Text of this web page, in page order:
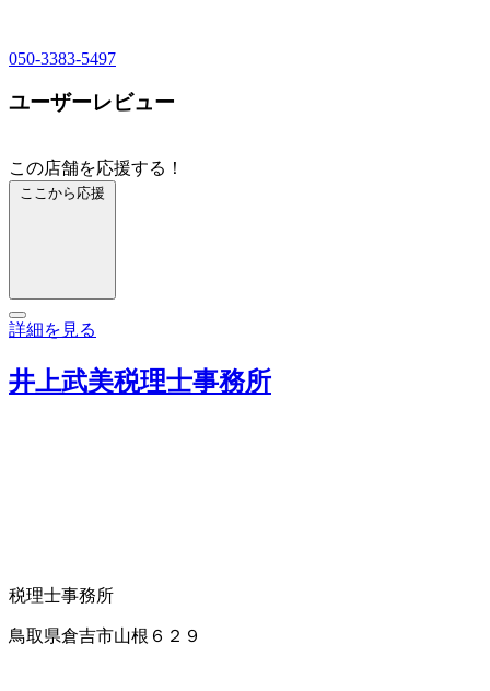
050-3383-5497
ユーザーレビュー
この店舗を応援する！
ここから応援
詳細を見る
井上武美税理士事務所
税理士事務所
鳥取県倉吉市山根６２９